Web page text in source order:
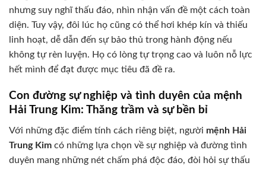
nhưng suy nghĩ thấu đáo, nhìn nhận vấn đề một cách toàn
diện. Tuy vậy, đôi lúc họ cũng có thể hơi khép kín và thiếu
linh hoạt, dễ dẫn đến sự bảo thủ trong hành động nếu
không tự rèn luyện. Họ có lòng tự trọng cao và luôn nỗ lực
hết mình để đạt được mục tiêu đã đề ra.
Con đường sự nghiệp và tình duyên của mệnh
Hải Trung Kim: Thăng trầm và sự bền bỉ
Với những đặc điểm tính cách riêng biệt, người mệnh Hải
Trung Kim có những lựa chọn về sự nghiệp và đường tình
duyên mang những nét chấm phá độc đáo, đòi hỏi sự thấu